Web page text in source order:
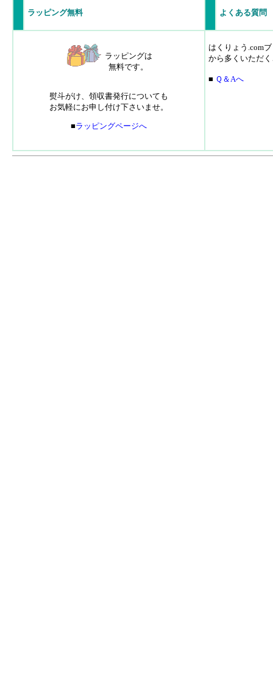
ラッピング無料 よくある質問
ラッピングは
無料です。
熨斗がけ、領収書発行についても
お気軽にお申し付け下さいませ。
■ラッピングページへ
はくりょう.com
から多くいただ
■ Ｑ＆Aへ